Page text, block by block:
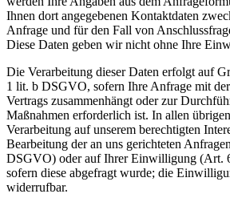
Ihnen dort angegebenen Kontaktdaten
Anfrage und für den Fall von
Diese Daten geben wir nicht ohne Ihre
Die Verarbeitung dieser Daten erfolgt auf
1 lit. b DSGVO, sofern Ihre Anfrage mit
Vertrags zusammenhängt oder zur
Maßnahmen erforderlich ist. In allen
Verarbeitung auf unserem berechtigten
Bearbeitung der an uns gerichteten
DSGVO) oder auf Ihrer Einwilligung (Art.
sofern diese abgefragt wurde; die
widerrufbar.